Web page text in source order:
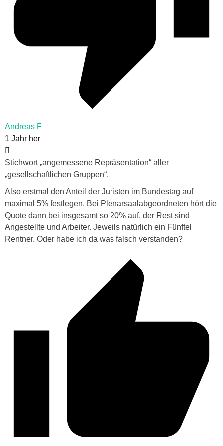
Andreas F
1 Jahr her
Stichwort „angemessene Repräsentation“ aller
„gesellschaftlichen Gruppen“.
Also erstmal den Anteil der Juristen im Bundestag auf
maximal 5% festlegen. Bei Plenarsaalabgeordneten hört die
Quote dann bei insgesamt so 20% auf, der Rest sind
Angestellte und Arbeiter. Jeweils natürlich ein Fünftel
Rentner. Oder habe ich da was falsch verstanden?